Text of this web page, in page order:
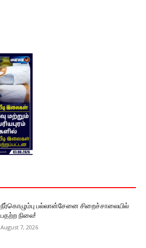
நீர்கொழும்பு பல்லான்சேனை சிறைச்சாலையில்
பதற்ற நிலை!
August 7, 2026